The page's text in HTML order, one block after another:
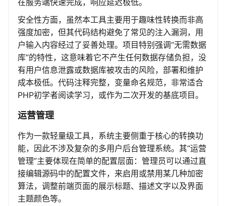
在服务端快速完成，响应延迟极低。
安全性方面，虽然本工具主要用于趣味性转换而非高
强度加密，但其代码结构避免了常见的注入漏洞，用
户输入内容经过了妥善处理。项目特别强调“无需数据
库”的特性，这意味着它不产生任何数据存储负担，没
有用户信息泄露或数据库被攻击的风险，部署和维护
成本极低。代码注释完整，变量命名规范，非常适合
PHP初学者阅读学习，或作为二次开发的基底项目。
运营管理
作为一款轻量级工具，系统主要侧重于核心的转换功
能，因此不涉及复杂的多用户后台管理系统。其“运营
管理”主要体现在简单的配置层面：管理员可以通过直
接编辑源码中的配置文件，来启用或禁用某几种加密
算法，调整前端页面的展示标题、描述文字以及界面
主题颜色等。